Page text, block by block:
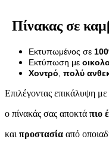
Πίνακας σε
Εκτυπωμένος σε
Εκτύπωση με
Χοντρό πολύ
Επιλέγοντας επικάλυψη με
ο πίνακάς σας αποκτά πιο
και προστασία από